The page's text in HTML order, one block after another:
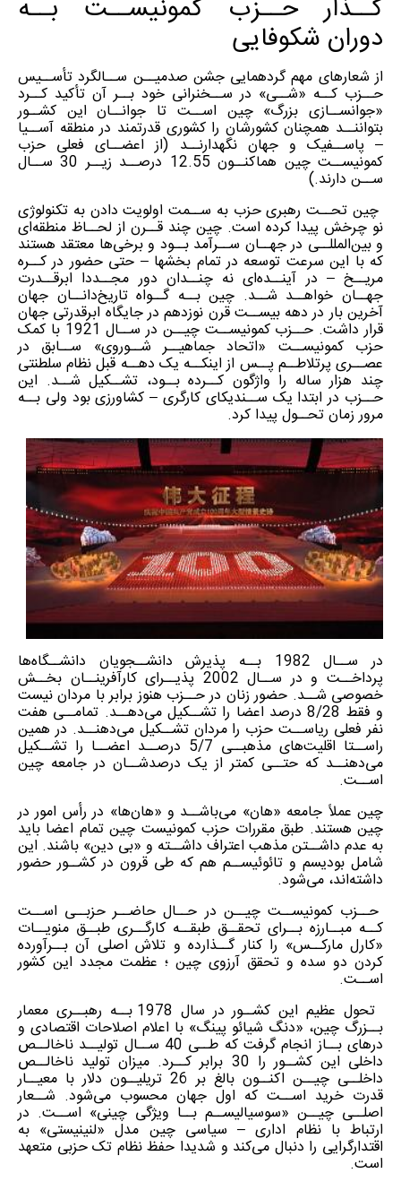
گــذار حــزب کمونیســت بــه
دوران شکوفایی
از شعارهای مهم گردهمایی جشن صدمیــن ســالگرد تأســیس
حــزب کــه «شــی» در ســخنرانی خود بــر آن تأکید کــرد
«جوانســازی بزرگ» چین اســت تا جوانــان این کشــور
بتواننــد همچنان کشورشان را کشوری قدرتمند در منطقه آســیا
– پاســفیک و جهان نگهدارنــد (از اعضــای فعلی حزب
کمونیســت چین هماکنــون 12.55 درصــد زیــر 30 ســال
ســن دارند.)
چین تحــت رهبری حزب به ســمت اولویت دادن به تکنولوژی
نو چرخش پیدا کرده است. چین چند قــرن از لحــاظ منطقه‌ای
و بین‌المللــی در جهــان ســرآمد بــود و برخی‌ها معتقد هستند
که با این سرعت توسعه در تمام بخشها – حتی حضور در کــره
مریــخ – در آینــده‌ای نه چنــدان دور مجــددا ابرقــدرت
جهــان خواهــد شــد. چین بــه گــواه تاریخ‌دانــان جهان
آخرین بار در دهه بیســت قرن نوزدهم در جایگاه ابرقدرتی جهان
قرار داشت. حــزب کمونیســت چیــن در ســال 1921 با کمک
حزب کمونیســت «اتحاد جماهیــر شــوروی» ســابق در
عصــری پرتلاطــم پــس از اینکــه یک دهــه قبل نظام سلطنتی
چند هزار ساله را واژگون کــرده بــود، تشــکیل شــد. این
حــزب در ابتدا یک ســندیکای کارگری – کشاورزی بود ولی بــه
مرور زمان تحــول پیدا کرد.
در ســال 1982 بــه پذیرش دانشــجویان دانشــگاه‌ها
پرداخــت و در ســال 2002 پذیــرای کارآفرینــان بخــش
خصوصی شــد. حضور زنان در حــزب هنوز برابر با مردان نیست
و فقط 8/28 درصد اعضا را تشــکیل می‌دهــد. تمامــی هفت
نفر فعلی ریاســت حزب را مردان تشــکیل می‌دهنــد. در همین
راســتا اقلیت‌های مذهبــی 5/7 درصــد اعضــا را تشــکیل
می‌دهنــد که حتــی کمتر از یک درصدشــان در جامعه چین
اســت.
چین عملاً جامعه «هان» می‌باشــد و «هان‌ها» در رأس امور در
چین هستند. طبق مقررات حزب کمونیست چین تمام اعضا باید
به عدم داشــتن مذهب اعتراف داشــته و «بی دین» باشند. این
شامل بودیسم و تائوئیســم هم که طی قرون در کشــور حضور
داشته‌اند، می‌شود.
حــزب کمونیســت چیــن در حــال حاضــر حزبــی اســت
کــه مبــارزه بــرای تحقــق طبقــه کارگــری طبــق منویــات
«کارل مارکــس» را کنار گــذارده و تلاش اصلی آن بــرآورده
کردن دو سده و تحقق آرزوی چین ؛ عظمت مجدد این کشور
اســت.
تحول عظیم این کشــور در سال 1978 بــه رهبــری معمار
بــزرگ چین، «دنگ شیائو پینگ» با اعلام اصلاحات اقتصادی و
درهای بــاز انجام گرفت که طــی 40 ســال تولیــد ناخالــص
داخلی این کشــور را 30 برابر کــرد. میزان تولید ناخالــص
داخلــی چیــن اکنــون بالغ بر 26 تریلیــون دلار با معیــار
قدرت خرید اســت که اول جهان محسوب می‌شود. شــعار
اصلــی چیــن «سوسیالیســم بــا ویژگی چینی» اســت. در
ارتباط با نظام اداری – سیاسی چین مدل «لنینیستی» به
اقتدارگرایی را دنبال می‌کند و شدیدا حفظ نظام تک حزبی متعهد
است.